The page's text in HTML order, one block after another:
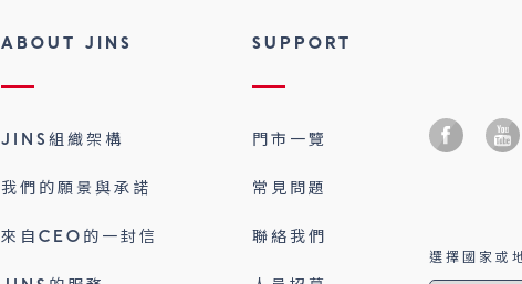
ABOUT JINS
JINS組織架構
我們的願景與承諾
來自CEO的一封信
SUPPORT
門市一覽
常見問題
聯絡我們
選擇國家或